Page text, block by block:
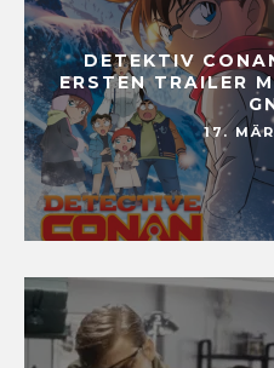
DETEKTIV
ERSTEN TRAILER
17.